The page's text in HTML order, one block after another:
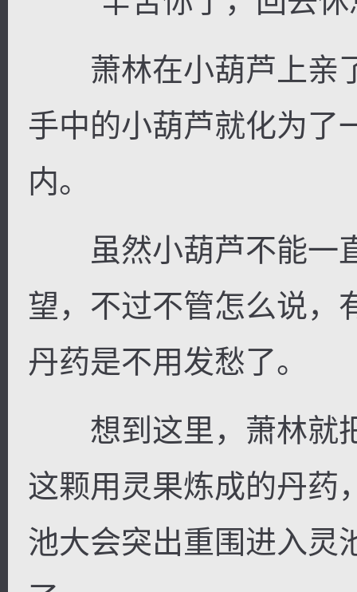
萧林在小葫芦上亲
手中的小葫芦就化为了
内。
虽然小葫芦不能一
望，不过不管怎么说，
丹药是不用发愁了。
想到这里，萧林就
这颗用灵果炼成的丹药
池大会突出重围进入灵